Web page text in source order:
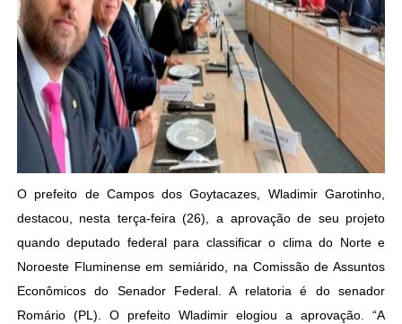
O prefeito de Campos dos Goytacazes, Wladimir Garotinho,
destacou, nesta terça-feira (26), a aprovação de seu projeto
quando deputado federal para classificar o clima do Norte e
Noroeste Fluminense em semiárido, na Comissão de Assuntos
Econômicos do Senador Federal. A relatoria é do senador
Romário (PL). O prefeito Wladimir elogiou a aprovação. “A